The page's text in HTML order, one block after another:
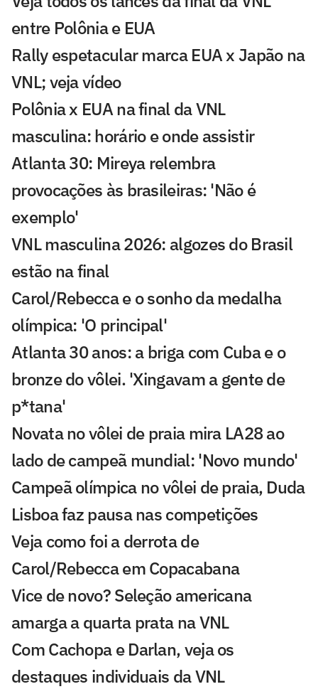
entre Polônia e EUA
Rally espetacular marca EUA x Japão na
VNL; veja vídeo
Polônia x EUA na final da VNL
masculina: horário e onde assistir
Atlanta 30: Mireya relembra
provocações às brasileiras: 'Não é
exemplo'
VNL masculina 2026: algozes do Brasil
estão na final
Carol/Rebecca e o sonho da medalha
olímpica: 'O principal'
Atlanta 30 anos: a briga com Cuba e o
bronze do vôlei. 'Xingavam a gente de
p*tana'
Novata no vôlei de praia mira LA28 ao
lado de campeã mundial: 'Novo mundo'
Campeã olímpica no vôlei de praia, Duda
Lisboa faz pausa nas competições
Veja como foi a derrota de
Carol/Rebecca em Copacabana
Vice de novo? Seleção americana
amarga a quarta prata na VNL
Com Cachopa e Darlan, veja os
destaques individuais da VNL